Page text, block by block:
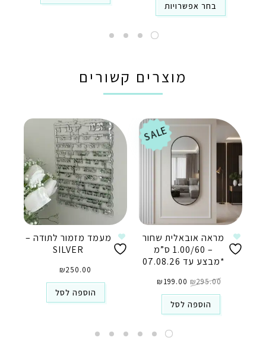
בחר אפשרויות
מוצרים קשורים
SALE
מראה אובאלית שחור
– 1.00/60 ס”מ
*מבצע עד 07.08.26
₪295.00 המקורי
היה:
₪295.00.
₪199.00 הנוכחי
הוא:
הוספה לסל
מעמד מזמור לתודה –
SILVER
₪250.00
הוספה לסל